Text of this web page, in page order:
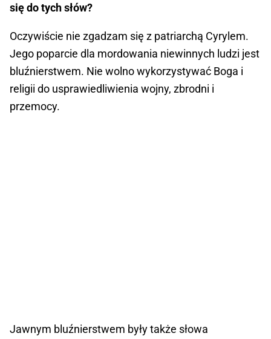
się do tych słów?
Oczywiście nie zgadzam się z patriarchą Cyrylem.
Jego poparcie dla mordowania niewinnych ludzi jest
bluźnierstwem. Nie wolno wykorzystywać Boga i
religii do usprawiedliwienia wojny, zbrodni i
przemocy.
Jawnym bluźnierstwem były także słowa